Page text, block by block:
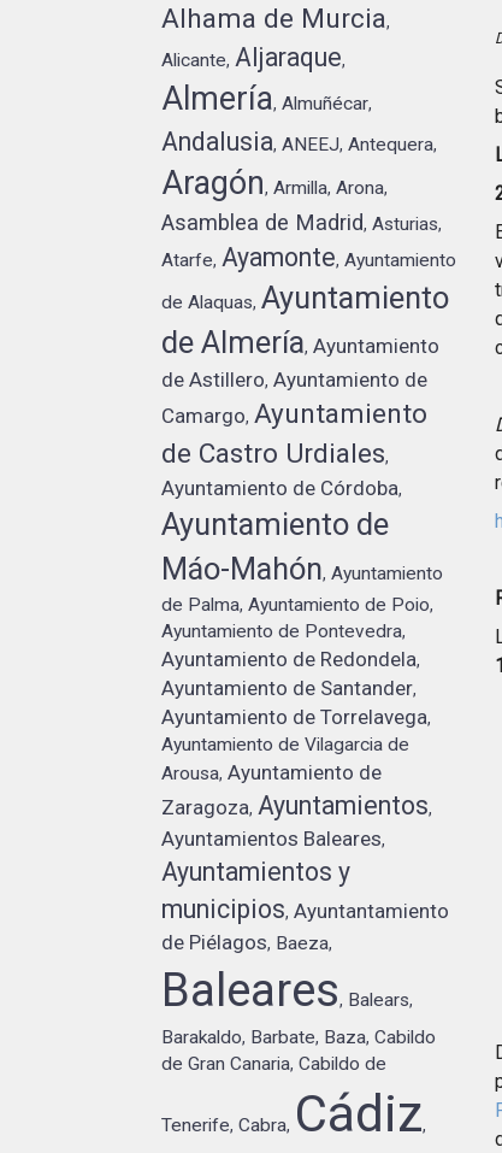
Alhama de Murcia,
Alicante, Aljaraque,
Almería,Almuñécar,
Andalusia,ANEEJ,Antequera,
Aragón,Armilla,Arona,
Asamblea de Madrid,Asturias,
Atarfe, Ayamonte,Ayuntamiento
de Alaquas,Ayuntamiento
de Almería,Ayuntamiento
de Astillero,Ayuntamiento de
Camargo, Ayuntamiento
de Castro Urdiales,
Ayuntamiento de Córdoba,
Ayuntamiento de
Máo-Mahón,Ayuntamiento
de Palma,Ayuntamiento de Poio,
Ayuntamiento de Pontevedra,
Ayuntamiento de Redondela,
Ayuntamiento de Santander,
Ayuntamiento de Torrelavega,
Ayuntamiento de Vilagarcia de
Arousa,Ayuntamiento de
Zaragoza, Ayuntamientos,
Ayuntamientos Baleares,
Ayuntamientos y
municipios,Ayuntantamiento
de Piélagos, Baeza,
Baleares, Balears,
Barakaldo, Barbate, Baza,Cabildo
de Gran Canaria,Cabildo de
Tenerife,Cabra, Cádiz,